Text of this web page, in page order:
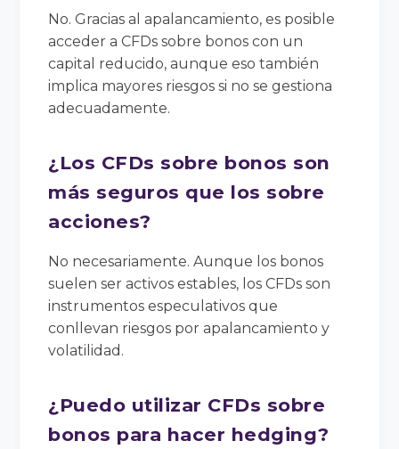
No. Gracias al apalancamiento, es posible
acceder a CFDs sobre bonos con un
capital reducido, aunque eso también
implica mayores riesgos si no se gestiona
adecuadamente.
¿Los CFDs sobre bonos son
más seguros que los sobre
acciones?
No necesariamente. Aunque los bonos
suelen ser activos estables, los CFDs son
instrumentos especulativos que
conllevan riesgos por apalancamiento y
volatilidad.
¿Puedo utilizar CFDs sobre
bonos para hacer hedging?